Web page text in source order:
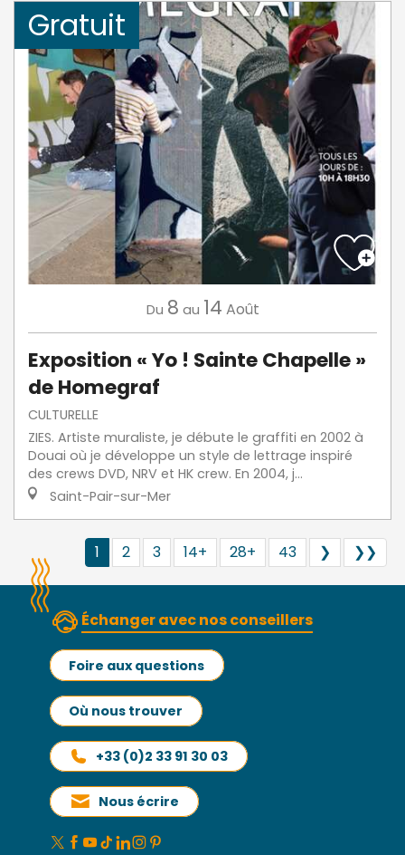
Gratuit
Du 8 au 14 Août
Exposition « Yo ! Sainte Chapelle »
de Homegraf
CULTURELLE
ZIES. Artiste muraliste, je débute le graffiti en 2002 à
Douai où je développe un style de lettrage inspiré
des crews DVD, NRV et HK crew. En 2004, j...
Saint-Pair-sur-Mer
1 2 3 14+ 28+ 43 ❯ ❯❯
Échanger avec nos conseillers
Foire aux questions
Où nous trouver
+33 (0)2 33 91 30 03
Nous écrire